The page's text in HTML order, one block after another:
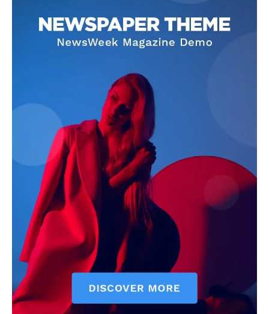
DOWNLOAD NOW
AIN NEWS 1
Contact Us
About Us
Privacy Policy
Terms of Use Agreement
Facebook
X WhatsApp
Share